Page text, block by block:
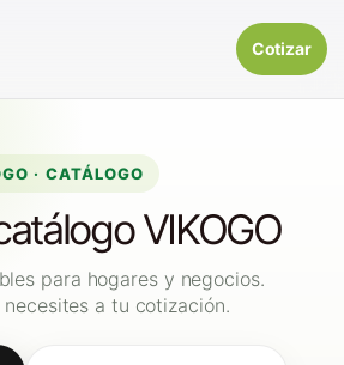
Cotizar
· CATÁLOGO
VIKOGO
para hogares y negocios.
a tu cotización.